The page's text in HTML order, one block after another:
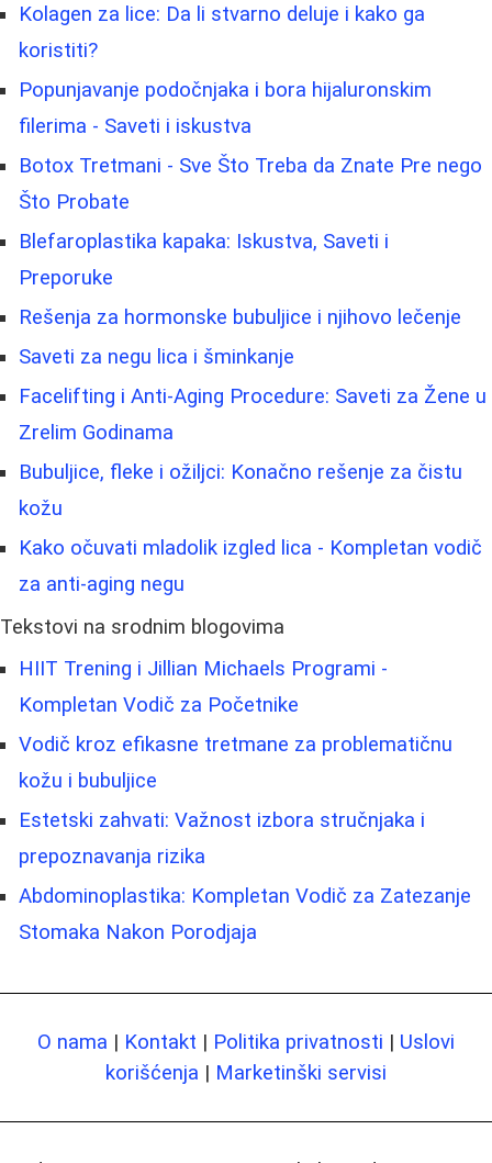
Kolagen za lice: Da li stvarno deluje i kako ga
koristiti?
Popunjavanje podočnjaka i bora hijaluronskim
filerima - Saveti i iskustva
Botox Tretmani - Sve Što Treba da Znate Pre nego
Što Probate
Blefaroplastika kapaka: Iskustva, Saveti i
Preporuke
Rešenja za hormonske bubuljice i njihovo lečenje
Saveti za negu lica i šminkanje
Facelifting i Anti-Aging Procedure: Saveti za Žene u
Zrelim Godinama
Bubuljice, fleke i ožiljci: Konačno rešenje za čistu
kožu
Kako očuvati mladolik izgled lica - Kompletan vodič
za anti-aging negu
Tekstovi na srodnim blogovima
HIIT Trening i Jillian Michaels Programi -
Kompletan Vodič za Početnike
Vodič kroz efikasne tretmane za problematičnu
kožu i bubuljice
Estetski zahvati: Važnost izbora stručnjaka i
prepoznavanja rizika
Abdominoplastika: Kompletan Vodič za Zatezanje
Stomaka Nakon Porodjaja
O nama | Kontakt | Politika privatnosti | Uslovi
korišćenja | Marketinški servisi